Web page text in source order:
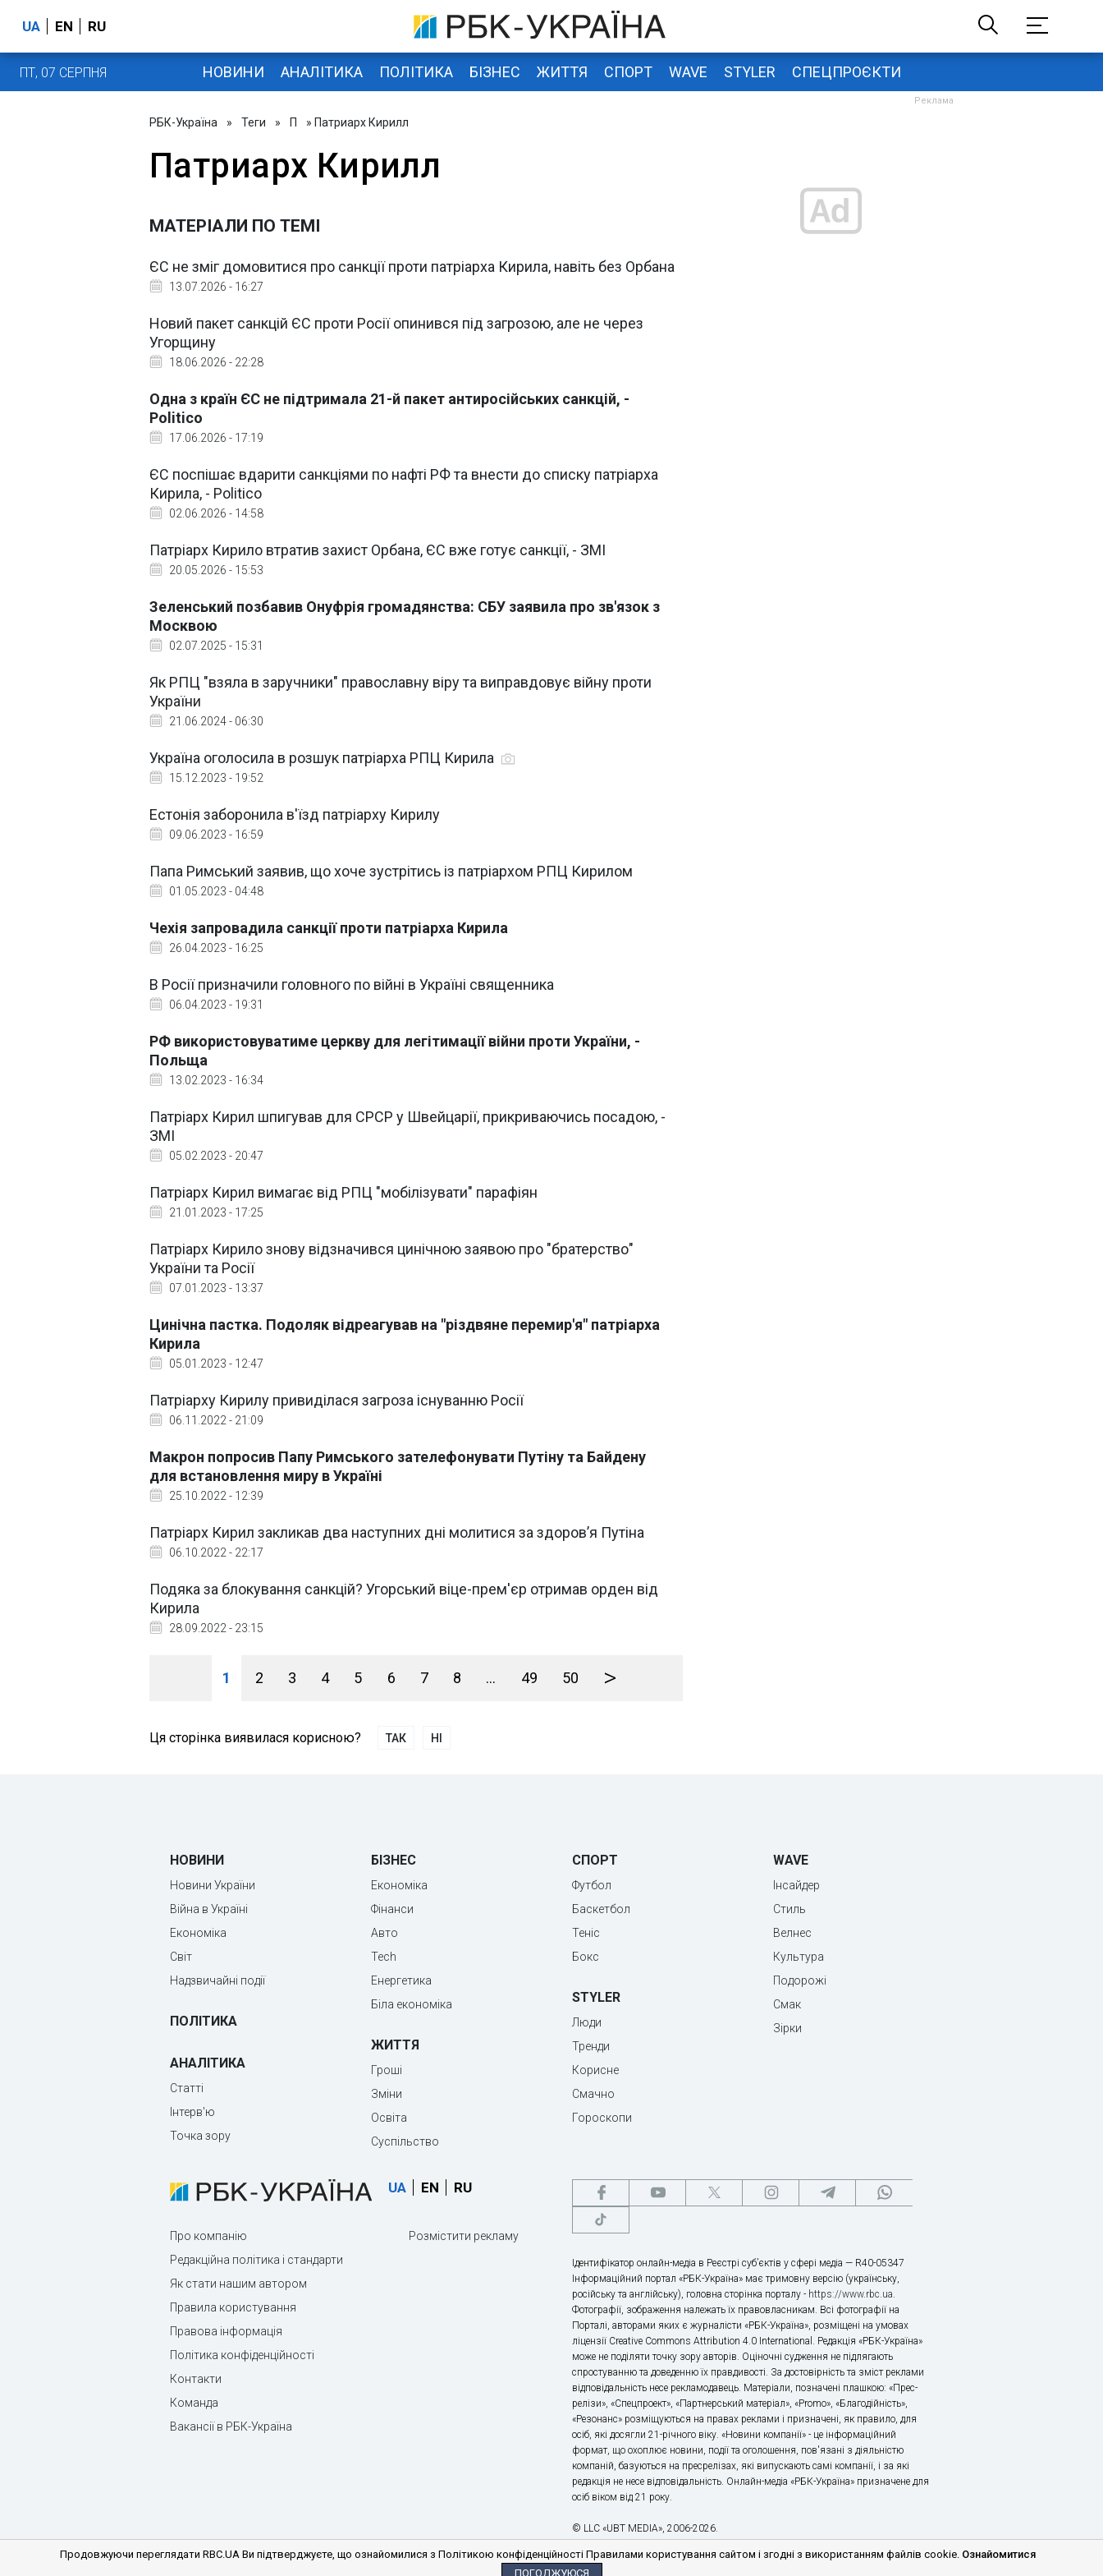
UA EN RU
ПТ, 07 СЕРПНЯ НОВИНИ АНАЛІТИКА ПОЛІТИКА БІЗНЕС ЖИТТЯ СПОРТ WAVE STYLER СПЕЦПРОЄКТИ
РБК-Україна » Теги » П » Патриарх Кирилл
Патриарх Кирилл
МАТЕРІАЛИ ПО ТЕМІ
ЄС не зміг домовитися про санкції проти патріарха Кирила, навіть без Орбана
13.07.2026 - 16:27
Новий пакет санкцій ЄС проти Росії опинився під загрозою, але не через
Угорщину
18.06.2026 - 22:28
Одна з країн ЄС не підтримала 21-й пакет антиросійських санкцій, -
Politico
17.06.2026 - 17:19
ЄС поспішає вдарити санкціями по нафті РФ та внести до списку патріарха
Кирила, - Politico
02.06.2026 - 14:58
Патріарх Кирило втратив захист Орбана, ЄС вже готує санкції, - ЗМІ
20.05.2026 - 15:53
Зеленський позбавив Онуфрія громадянства: СБУ заявила про зв'язок з
Москвою
02.07.2025 - 15:31
Як РПЦ "взяла в заручники" православну віру та виправдовує війну проти
України
21.06.2024 - 06:30
Україна оголосила в розшук патріарха РПЦ Кирила
15.12.2023 - 19:52
Естонія заборонила в'їзд патріарху Кирилу
09.06.2023 - 16:59
Папа Римський заявив, що хоче зустрітись із патріархом РПЦ Кирилом
01.05.2023 - 04:48
Чехія запровадила санкції проти патріарха Кирила
26.04.2023 - 16:25
В Росії призначили головного по війні в Україні священника
06.04.2023 - 19:31
РФ використовуватиме церкву для легітимації війни проти України, -
Польща
13.02.2023 - 16:34
Патріарх Кирил шпигував для СРСР у Швейцарії, прикриваючись посадою, -
ЗМІ
05.02.2023 - 20:47
Патріарх Кирил вимагає від РПЦ "мобілізувати" парафіян
21.01.2023 - 17:25
Патріарх Кирило знову відзначився цинічною заявою про "братерство"
України та Росії
07.01.2023 - 13:37
Цинічна пастка. Подоляк відреагував на "різдвяне перемир'я" патріарха
Кирила
05.01.2023 - 12:47
Патріарху Кирилу привиділася загроза існуванню Росії
06.11.2022 - 21:09
Макрон попросив Папу Римського зателефонувати Путіну та Байдену
для встановлення миру в Україні
25.10.2022 - 12:39
Патріарх Кирил закликав два наступних дні молитися за здоров’я Путіна
06.10.2022 - 22:17
Подяка за блокування санкцій? Угорський віце-прем'єр отримав орден від
Кирила
28.09.2022 - 23:15
1 2 3 4 5 6 7 8 ... 49 50 >
Ця сторінка виявилася корисною? ТАК НІ
НОВИНИ
Новини України
Війна в Україні
Економіка
Світ
Надзвичайні події
ПОЛІТИКА
АНАЛІТИКА
Статті
Інтерв'ю
Точка зору
БІЗНЕС
Економіка
Фінанси
Авто
Tech
Енергетика
Біла економіка
ЖИТТЯ
Гроші
Зміни
Освіта
Суспільство
СПОРТ
Футбол
Баскетбол
Теніс
Бокс
STYLER
Люди
Тренди
Корисне
Смачно
Гороскопи
WAVE
Інсайдер
Стиль
Велнес
Культура
Подорожі
Смак
Зірки
UA EN RU
Про компанію
Редакційна політика і стандарти
Як стати нашим автором
Правила користування
Правова інформація
Політика конфіденційності
Контакти
Команда
Вакансії в РБК-Україна
Розмістити рекламу
Ідентифікатор онлайн-медіа в Реєстрі суб’єктів у сфері медіа — R40-05347
Інформаційний портал «РБК-Україна» має тримовну версію (українську,
російську та англійську), головна сторінка порталу - https://www.rbc.ua.
Фотографії, зображення належать їх правовласникам. Всі фотографії на
Порталі, авторами яких є журналісти «РБК-Україна», розміщені на умовах
ліцензії Creative Commons Attribution 4.0 International. Редакція «РБК-Україна»
може не поділяти точку зору авторів. Оціночні судження не підлягають
спростуванню та доведенню їх правдивості. За достовірність та зміст реклами
відповідальність несе рекламодавець. Матеріали, позначені плашкою: «Прес-
релізи», «Спецпроект», «Партнерський матеріал», «Promo», «Благодійність»,
«Резонанс» розміщуються на правах реклами і призначені, як правило, для
осіб, які досягли 21-річного віку. «Новини компанії» - це інформаційний
формат, що охоплює новини, події та оголошення, пов'язані з діяльністю
компаній, базуються на пресрелізах, які випускають самі компанії, і за які
редакція не несе відповідальність. Онлайн-медіа «РБК-Україна» призначене для
осіб віком від 21 року.
© LLC «UBT MEDIA», 2006-2026.
Продовжуючи переглядати RBC.UA Ви підтверджуєте, що ознайомилися з Політикою конфіденційності Правилами користування сайтом і згодні з використанням файлів cookie. Ознайомитися
ПОГОДЖУЮСЯ